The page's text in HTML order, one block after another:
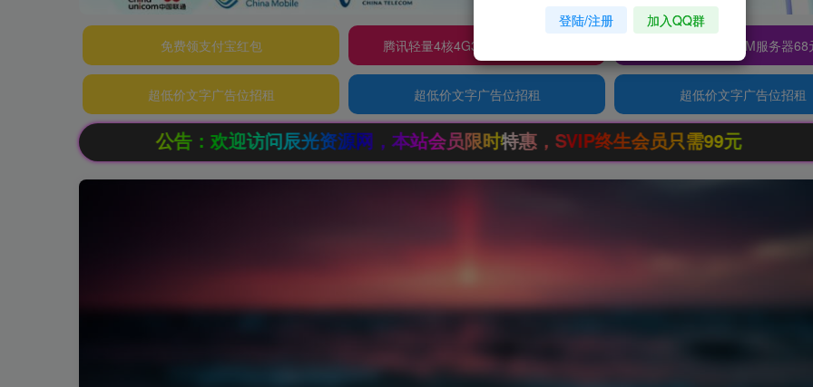
免费领支付宝红包 腾讯轻量4核4G3M服务器38元/年 阿里云2核2G200M服务器
超低价文字广告位招租 超低价文字广告位招租 超低价文字广告位招租
公告：欢迎访问辰光资源网，本站会员限时特惠，SVIP终生会员只需99元
登陆/注册 加入QQ群